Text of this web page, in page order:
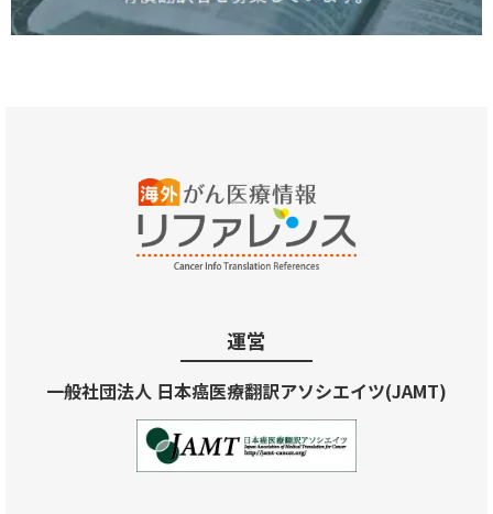
運営
一般社団法人 日本癌医療翻訳アソシエイツ(JAMT)